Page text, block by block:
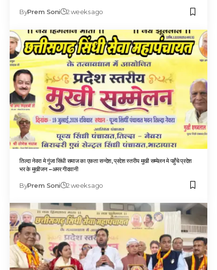
ByPrem Soni 2 weeks ago
तिल्दा नेवरा मे गुंजा सिंधी समाज का एकता सन्देश, प्रदेश स्तरीय मुखी सम्मेलन मे पहुँचे प्रदेश
भर के मुखीजन –अमर गीदवानी
ByPrem Soni 2 weeks ago